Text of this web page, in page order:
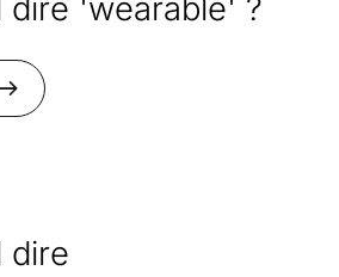
dire 'wearable' ?
dire